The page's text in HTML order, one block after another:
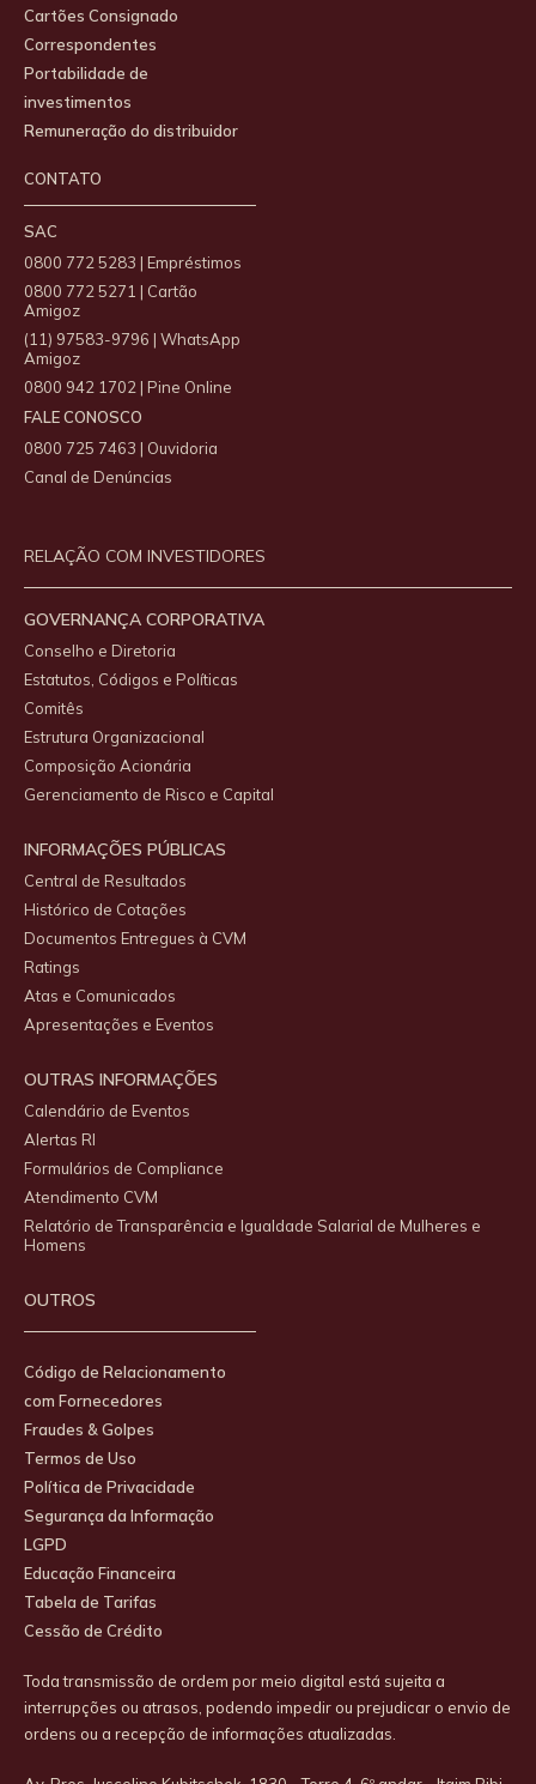
Cartões Consignado
Correspondentes
Portabilidade de
investimentos
Remuneração do distribuidor
CONTATO
SAC
0800 772 5283 | Empréstimos
0800 772 5271 | Cartão
Amigoz
(11) 97583-9796 | WhatsApp
Amigoz
0800 942 1702 | Pine Online
FALE CONOSCO
0800 725 7463 | Ouvidoria
Canal de Denúncias
RELAÇÃO COM INVESTIDORES
GOVERNANÇA CORPORATIVA
Conselho e Diretoria
Estatutos, Códigos e Políticas
Comitês
Estrutura Organizacional
Composição Acionária
Gerenciamento de Risco e Capital
INFORMAÇÕES PÚBLICAS
Central de Resultados
Histórico de Cotações
Documentos Entregues à CVM
Ratings
Atas e Comunicados
Apresentações e Eventos
OUTRAS INFORMAÇÕES
Calendário de Eventos
Alertas RI
Formulários de Compliance
Atendimento CVM
Relatório de Transparência e Igualdade Salarial de Mulheres e
Homens
OUTROS
Código de Relacionamento
com Fornecedores
Fraudes & Golpes
Termos de Uso
Política de Privacidade
Segurança da Informação
LGPD
Educação Financeira
Tabela de Tarifas
Cessão de Crédito
Toda transmissão de ordem por meio digital está sujeita a
interrupções ou atrasos, podendo impedir ou prejudicar o envio de
ordens ou a recepção de informações atualizadas.